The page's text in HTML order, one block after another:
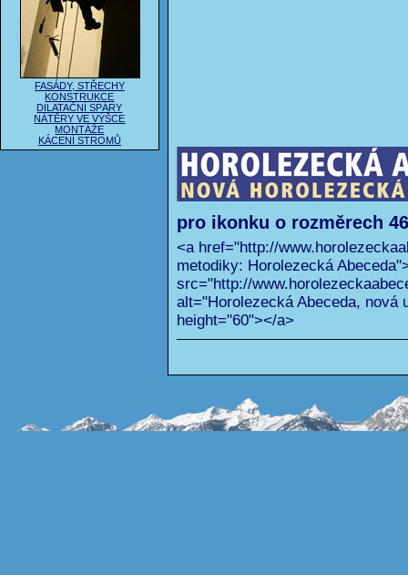
FASÁDY, STŘECHY
KONSTRUKCE
DILATAČNÍ SPÁRY
NÁTĚRY VE VÝŠCE
MONTÁŽE
KÁCENÍ STROMŮ
pro ikonku o rozměrech
<a href="http://
metodiky: Horolezecká
src="http://
alt="Horolezecká Abeceda, nová
height="60"></a>